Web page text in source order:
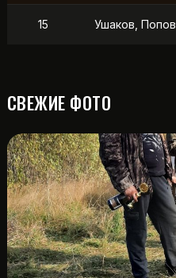
15 Ушаков, Попов
СВЕЖИЕ ФОТО